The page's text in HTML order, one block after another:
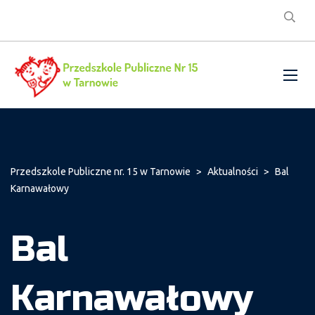
Przedszkole Publiczne nr. 15 w Tarnowie > Aktualności > Bal
Karnawałowy
Bal
Karnawałowy